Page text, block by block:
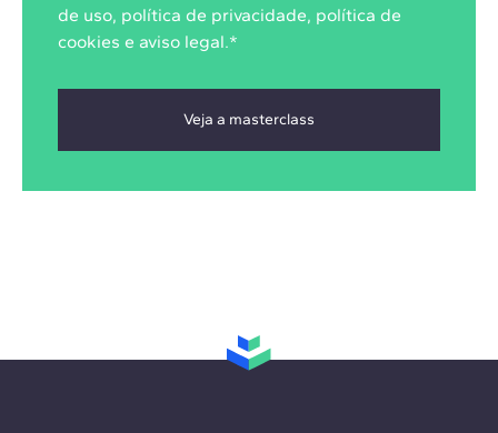
de uso, política de privacidade, política de
cookies e aviso legal.*